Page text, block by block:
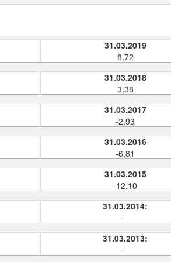
31.03.2019
8,72
31.03.2018
3,38
31.03.2017
-2,93
31.03.2016
-6,81
31.03.2015
-12,10
31.03.2014:
-
31.03.2013:
-